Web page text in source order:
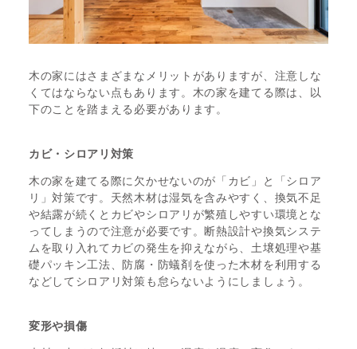
木の家にはさまざまなメリットがありますが、注意しな
くてはならない点もあります。木の家を建てる際は、以
下のことを踏まえる必要があります。
カビ・シロアリ対策
木の家を建てる際に欠かせないのが「カビ」と「シロア
リ」対策です。天然木材は湿気を含みやすく、換気不足
や結露が続くとカビやシロアリが繁殖しやすい環境とな
ってしまうので注意が必要です。断熱設計や換気システ
ムを取り入れてカビの発生を抑えながら、土壌処理や基
礎パッキン工法、防腐・防蟻剤を使った木材を利用する
などしてシロアリ対策も怠らないようにしましょう。
変形や損傷